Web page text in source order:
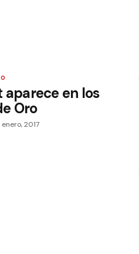
aparece en los
Oro
enero, 2017